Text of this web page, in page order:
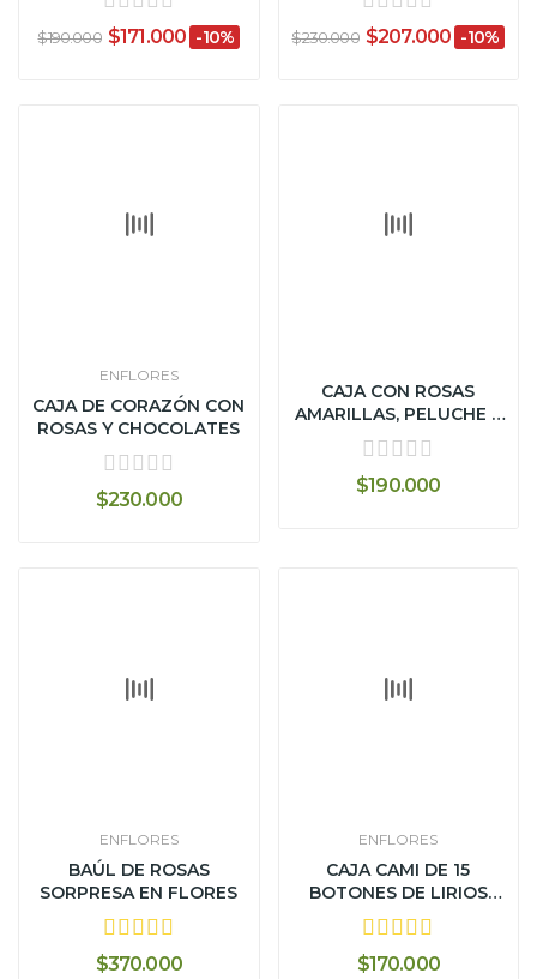
$190.000 $171.000 -10% $230.000 $207.000 -10%
ENFLORES
CAJA DE CORAZÓN CON
ROSAS Y CHOCOLATES
$230.000
CAJA CON ROSAS
AMARILLAS, PELUCHE Y
CERVEZA
$190.000
ENFLORES
BAÚL DE ROSAS
SORPRESA EN FLORES
$370.000
ENFLORES
CAJA CAMI DE 15
BOTONES DE LIRIOS
$170.000